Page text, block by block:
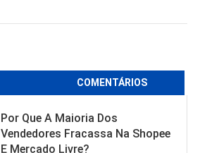
COMENTÁRIOS
Por Que A Maioria Dos
Vendedores Fracassa Na Shopee
E Mercado Livre?